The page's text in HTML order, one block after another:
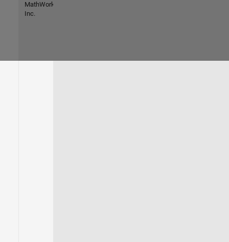
MathWorks,
Inc.